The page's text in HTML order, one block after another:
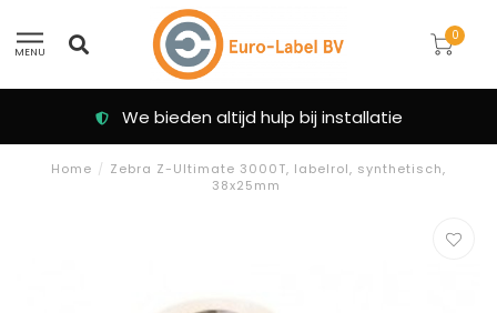
MENU
0
We bieden altijd hulp bij installatie
Home / Zebra Z-Ultimate 3000T, labelrol, synthetisch,
38x25mm